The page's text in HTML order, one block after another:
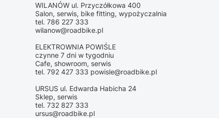
WILANÓW ul. Przyczółkowa 400
Salon, serwis, bike fitting, wypożyczalnia
tel. 786 227 333
wilanow@roadbike.pl
ELEKTROWNIA POWIŚLE
czynne 7 dni w tygodniu
Cafe, showroom, serwis
tel. 792 427 333 powisle@roadbike.pl
URSUS ul. Edwarda Habicha 24
Sklep, serwis
tel. 732 827 333
ursus@roadbike.pl